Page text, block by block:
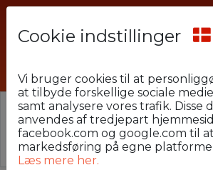
⚠️ Denne jobannonce er
Stillingen er ikke længere aktiv,
lignende annoncer
Cookie indstillinger
Vi bruger cookies til at
at tilbyde forskellige sociale
samt analysere vores trafik. Disse
anvendes af tredjepart
facebook.com og google.com til
markedsføring på egne
Læs mere her.